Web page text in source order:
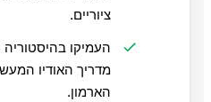
ציוריים.
העמיקו
מדריך האודיו
הארמון.